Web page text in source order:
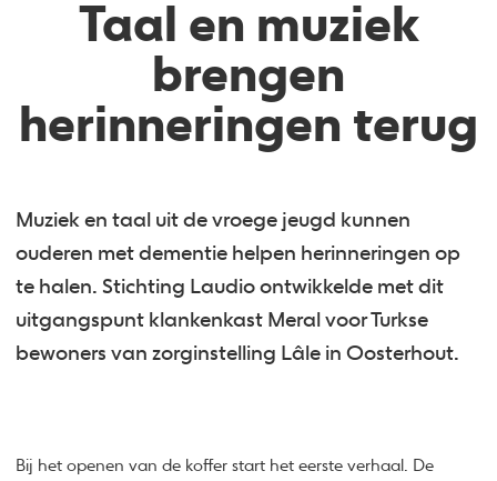
Taal en muziek
brengen
herinneringen terug
Muziek en taal uit de vroege jeugd kunnen
ouderen met dementie helpen herinneringen op
te halen. Stichting Laudio ontwikkelde met dit
uitgangspunt klankenkast Meral voor Turkse
bewoners van zorginstelling Lâle in Oosterhout.
Bij het openen van de koffer start het eerste verhaal. De